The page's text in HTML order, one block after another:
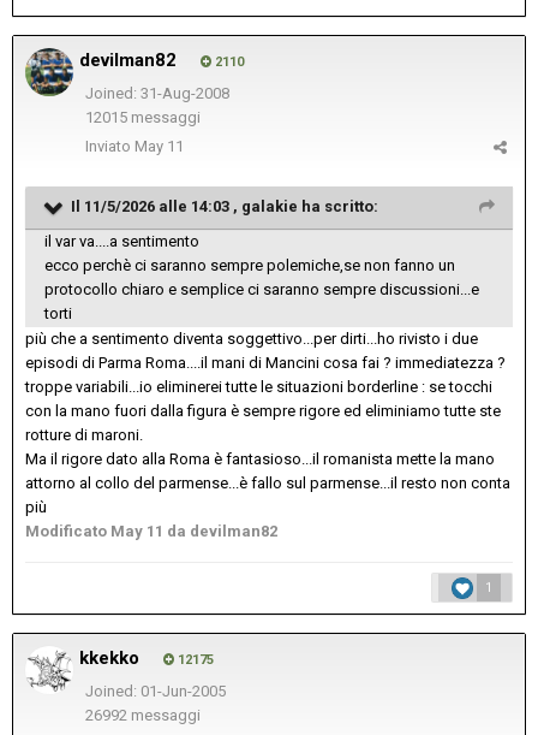
devilman82 2110
Joined: 31-Aug-2008
12015 messaggi
Inviato May 11
Il 11/5/2026 alle 14:03 , galakie ha scritto:
il var va....a sentimento
ecco perchè ci saranno sempre polemiche,se non fanno un
protocollo chiaro e semplice ci saranno sempre discussioni...e
torti
più che a sentimento diventa soggettivo...per dirti...ho rivisto i due
episodi di Parma Roma....il mani di Mancini cosa fai ? immediatezza ?
troppe variabili...io eliminerei tutte le situazioni borderline : se tocchi
con la mano fuori dalla figura è sempre rigore ed eliminiamo tutte ste
rotture di maroni.
Ma il rigore dato alla Roma è fantasioso...il romanista mette la mano
attorno al collo del parmense...è fallo sul parmense...il resto non conta
più
Modificato May 11 da devilman82
1
kkekko 12175
Joined: 01-Jun-2005
26992 messaggi